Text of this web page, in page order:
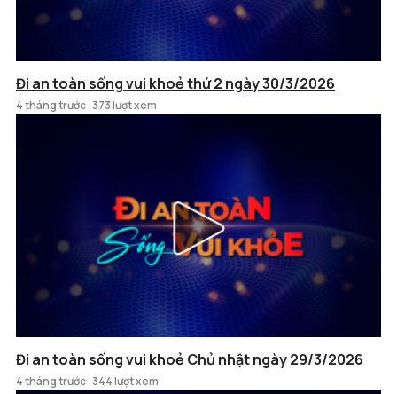
Đi an toàn sống vui khoẻ thứ 2 ngày 30/3/2026
4 tháng trước 373 lượt xem
Đi an toàn sống vui khoẻ Chủ nhật ngày 29/3/2026
4 tháng trước 344 lượt xem